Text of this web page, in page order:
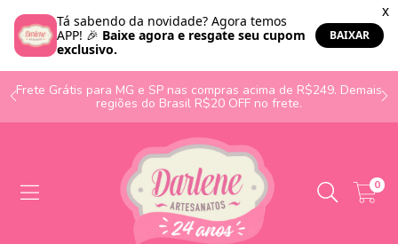
Frete Grátis para MG e SP nas compras acima de R$249. Demais
regiões do Brasil R$20 OFF no frete.
0